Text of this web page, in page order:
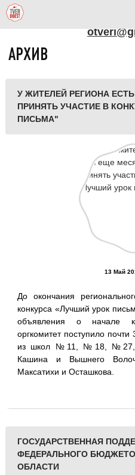
АРХИВ
У ЖИТЕЛЕЙ РЕГИОНА
ПРИНЯТЬ УЧАСТИЕ В
ПИСЬМА"
13 Май
До окончания
конкурса «Лучший урок
объявления о начале
оргкомитет поступило
из школ №11, №18, №27,
Кашина и Вышнего
Максатихи и Осташкова.
ГОСУДАРСТВЕННАЯ
ФЕДЕРАЛЬНОГО
ОБЛАСТИ